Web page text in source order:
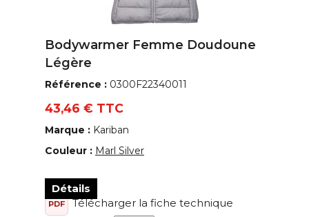
Bodywarmer Femme Doudoune
Légère
Référence : 0300F22340011
43,46 € TTC
Marque : Kariban
Couleur : Marl Silver
Détails
PDF
Télécharger la fiche technique